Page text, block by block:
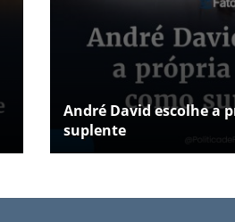
André David escolhe a
suplente